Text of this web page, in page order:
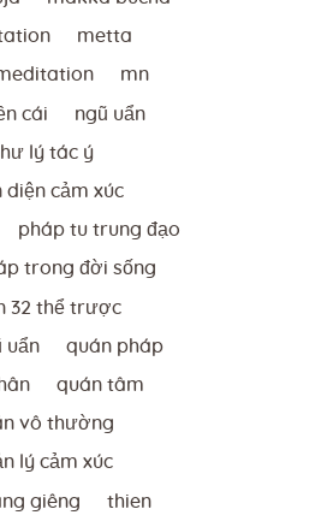
metta
mn
cái ngũ uẩn
lý tác ý
diện cảm xúc
pháp tu trung đạo
trong đời sống
32 thể trược
uẩn quán pháp
quán tâm
vô thường
lý cảm xúc
giêng thien